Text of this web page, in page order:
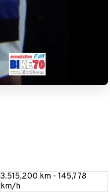
3.515,200 km - 145,778
km/h